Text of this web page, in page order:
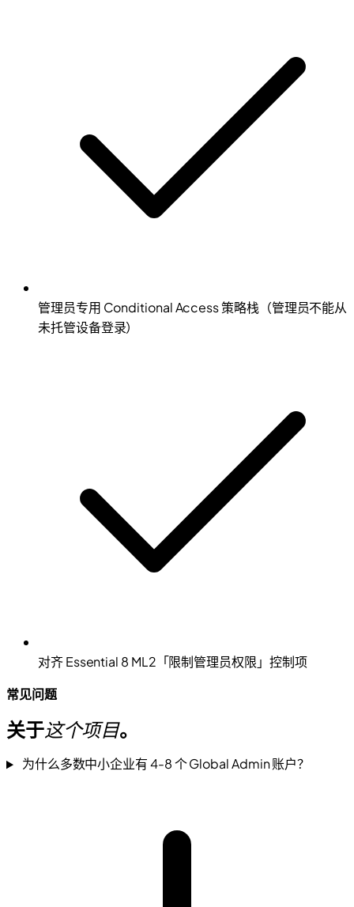
管理员专用 Conditional Access 策略栈（管理员不能从
未托管设备登录）
对齐 Essential 8 ML2「限制管理员权限」控制项
常见问题
关于这个项目。
为什么多数中小企业有 4-8 个 Global Admin 账户？